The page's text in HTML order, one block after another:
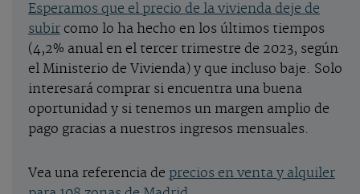
Esperamos que el precio de la vivienda deje de
subir como lo ha hecho en los últimos tiempos
(4,2% anual en el tercer trimestre de 2023, según
el Ministerio de Vivienda) y que incluso baje. Solo
interesará comprar si encuentra una buena
oportunidad y si tenemos un margen amplio de
pago gracias a nuestros ingresos mensuales.
Vea una referencia de precios en venta y alquiler